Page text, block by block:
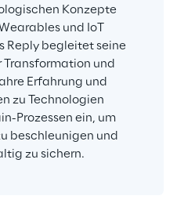
Konzepte
und IoT
Reply begleitet seine
Transformation und
Erfahrung und
zu Technologien
Prozessen ein, um
beschleunigen und
zu sichern.